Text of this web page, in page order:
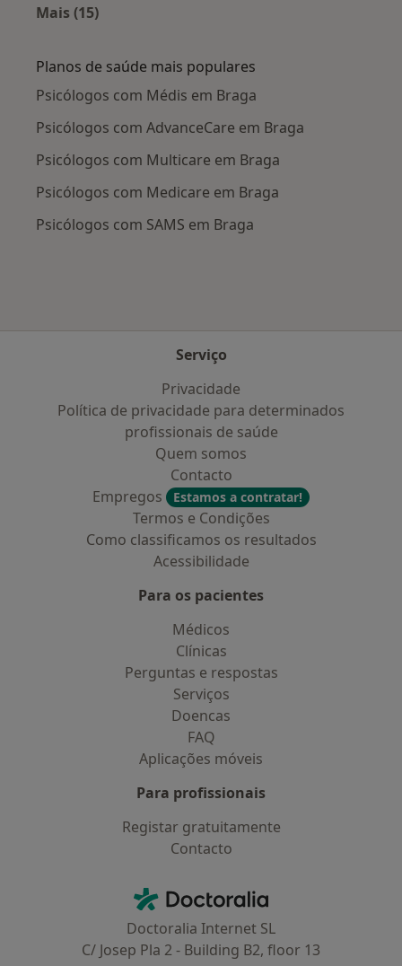
Mais (15)
Planos de saúde mais populares
Psicólogos com Médis em Braga
Psicólogos com AdvanceCare em Braga
Psicólogos com Multicare em Braga
Psicólogos com Medicare em Braga
Psicólogos com SAMS em Braga
Serviço
Privacidade
Política de privacidade para determinados
profissionais de saúde
Quem somos
Contacto
Empregos
Estamos a contratar!
Termos e Condições
Como classificamos os resultados
Acessibilidade
Para os pacientes
Médicos
Clínicas
Perguntas e respostas
Serviços
Doencas
FAQ
Aplicações móveis
Para profissionais
Registar gratuitamente
Contacto
Doctoralia - Homepage
Doctoralia Internet SL
C/ Josep Pla 2 - Building B2, floor 13